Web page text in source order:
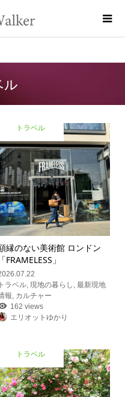
ル
トラベル
縁のない美術館 ロンドン
「FRAMELESS」
トラベル ,現地の暮らし ,最新現地
報 カルチャー
162 views
エリオットゆかり
トラベル